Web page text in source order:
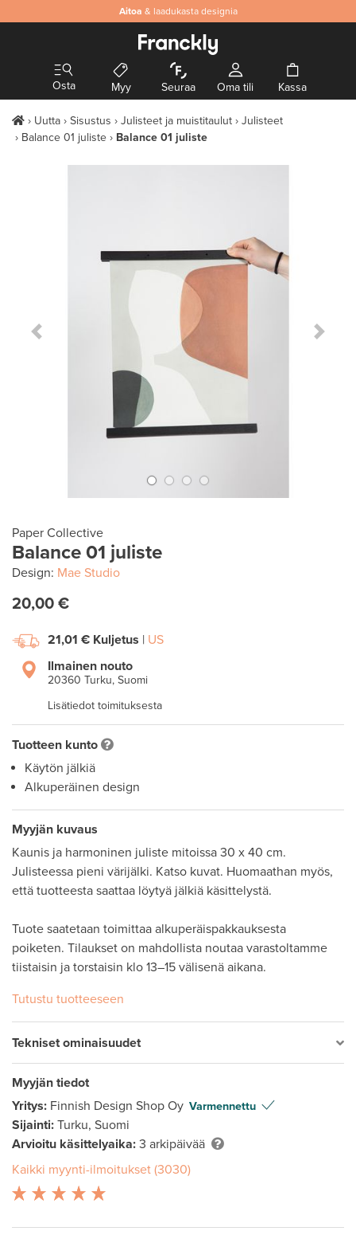
Aitoa & laadukasta designia
Osta Myy Seuraa Oma tili Kassa
Uutta Sisustus Julisteet ja muistitaulut
Julisteet
Balance 01 juliste
Balance 01 juliste
Previous Slide Next
Paper Collective
Balance 01 juliste
Design: Mae Studio
20,00 €
21,01 € Kuljetus | US
Ilmainen nouto
20360 Turku, Suomi
Lisätiedot toimituksesta
Tuotteen kunto
Käytön jälkiä
Alkuperäinen design
Myyjän kuvaus
Kaunis ja harmoninen juliste mitoissa 30 x 40 cm.
Julisteessa pieni värijälki. Katso kuvat. Huomaathan myös,
että tuotteesta saattaa löytyä jälkiä käsittelystä.
Tuote saatetaan toimittaa alkuperäispakkauksesta
poiketen. Tilaukset on mahdollista noutaa varastoltamme
tiistaisin ja torstaisin klo 13–15 välisenä aikana.
Tutustu tuotteeseen
Tekniset ominaisuudet
Myyjän tiedot
Yritys: Finnish Design Shop Oy Varmennettu
Sijainti: Turku, Suomi
Arvioitu käsittelyaika: 3 arkipäivää
Kaikki myynti-ilmoitukset (3030)